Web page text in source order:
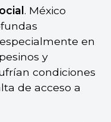
. México
en
y
condiciones
de acceso a